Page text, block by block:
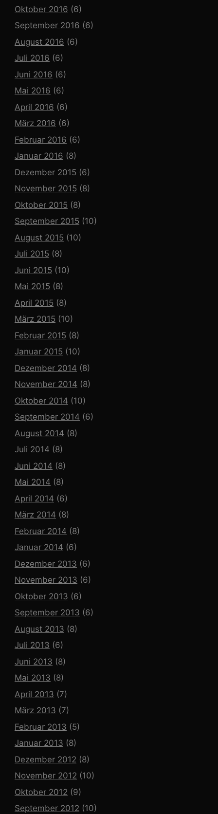
Oktober 2016 (6)
September 2016 (6)
August 2016 (6)
Juli 2016 (6)
Juni 2016 (6)
Mai 2016 (6)
April 2016 (6)
März 2016 (6)
Februar 2016 (6)
Januar 2016 (8)
Dezember 2015 (6)
November 2015 (8)
Oktober 2015 (8)
September 2015 (10)
August 2015 (10)
Juli 2015 (8)
Juni 2015 (10)
Mai 2015 (8)
April 2015 (8)
März 2015 (10)
Februar 2015 (8)
Januar 2015 (10)
Dezember 2014 (8)
November 2014 (8)
Oktober 2014 (10)
September 2014 (6)
August 2014 (8)
Juli 2014 (8)
Juni 2014 (8)
Mai 2014 (8)
April 2014 (6)
März 2014 (8)
Februar 2014 (8)
Januar 2014 (6)
Dezember 2013 (6)
November 2013 (6)
Oktober 2013 (6)
September 2013 (6)
August 2013 (8)
Juli 2013 (6)
Juni 2013 (8)
Mai 2013 (8)
April 2013 (7)
März 2013 (7)
Februar 2013 (5)
Januar 2013 (8)
Dezember 2012 (8)
November 2012 (10)
Oktober 2012 (9)
September 2012 (10)